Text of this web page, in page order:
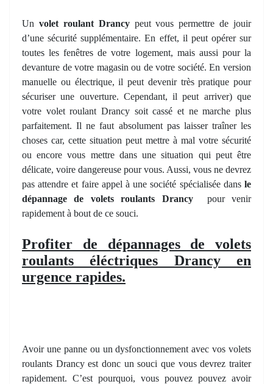
Un volet roulant Drancypeut vous permettre de jouir
d’une sécurité supplémentaire. En effet, il peut opérer sur
toutes les fenêtres de votre logement, mais aussi pour la
devanture de votre magasin ou de votre société. En version
manuelle ou électrique, il peut devenir très pratique pour
sécuriser une ouverture. Cependant, il peut arriver) que
votre volet roulant Drancy soit cassé et ne marche plus
parfaitement. Il ne faut absolument pas laisser traîner les
choses car, cette situation peut mettre à mal votre sécurité
ou encore vous mettre dans une situation qui peut être
délicate, voire dangereuse pour vous. Aussi, vous ne devrez
pas attendre et faire appel à une société spécialisée dans le
dépannage de volets roulants Drancy
pour venir
rapidement à bout de ce souci.
Profiter de dépannages de volets
roulants éléctriques Drancy en
urgence rapides.
Avoir une panne ou un dysfonctionnement avec vos volets
roulants Drancy est donc un souci que vous devrez traiter
rapidement. C’est pourquoi, vous pouvez pouvez avoir